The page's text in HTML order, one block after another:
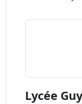
Lycée